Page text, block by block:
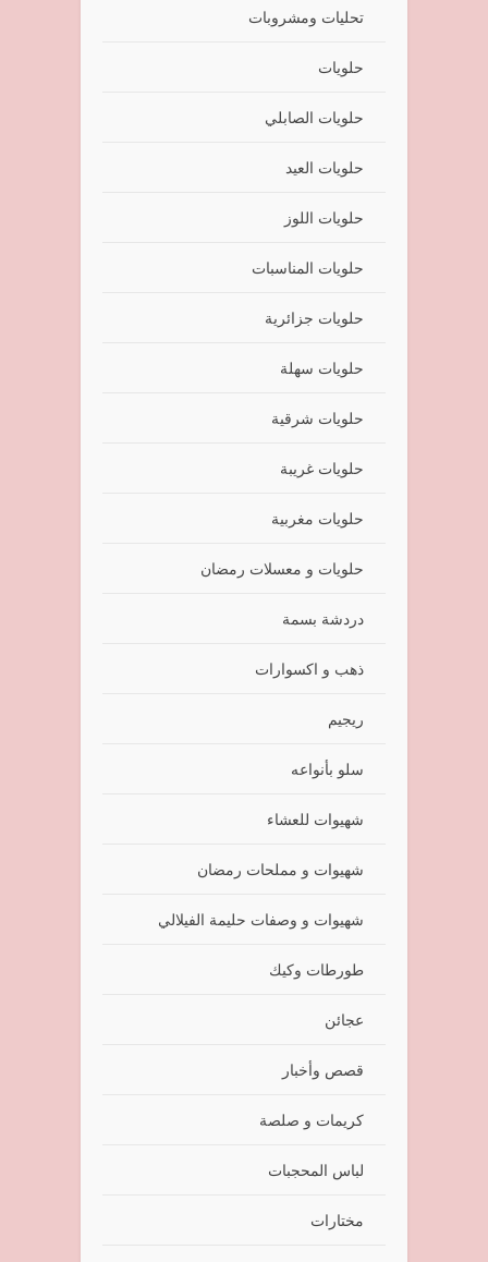
تحليات ومشروبات
حلويات
حلويات الصابلي
حلويات العيد
حلويات اللوز
حلويات المناسبات
حلويات جزائرية
حلويات سهلة
حلويات شرقية
حلويات غريبة
حلويات مغربية
حلويات و معسلات رمضان
دردشة بسمة
ذهب و اكسوارات
ريجيم
سلو بأنواعه
شهيوات للعشاء
شهيوات و مملحات رمضان
شهيوات و وصفات حليمة الفيلالي
طورطات وكيك
عجائن
قصص وأخبار
كريمات و صلصة
لباس المحجبات
مختارات